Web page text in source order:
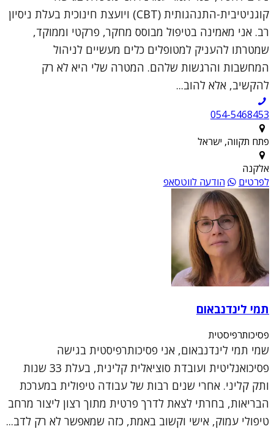
קוגניטיבית-התנהגותית (CBT) ויועצת חינוכית בעלת ניסיון
רב. אני מאמינה בטיפול מבוסס מחקר, פרקטי וממוקד,
שמטרתו להעניק למטופלים כלים מעשיים לניהול
המחשבות והרגשות שלהם. המטרה שלי היא לא רק
להקשיב, אלא להוב...
054-5468453
פתח תקווה, ישראל
אלקנה
לפרטים
הודעה לווטסאפ
תמי לינדנבאום
פסיכותרפיסטית
שמי תמי לינדנבאום, אני פסיכותרפיסטית בגישה
פסיכואנליטית ועובדת סוציאלית קלינית, בעלת 33 שנות
ותק קליני. אחרי שנים רבות של עבודה טיפולית במערכת
הבריאות, בחרתי לצאת לדרך פרטית מתוך רצון ליצור מרחב
טיפולי עמוק, אישי וקשוב באמת, כזה שמאפשר לא רק לדב...